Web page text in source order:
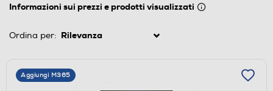
Informazioni sui prezzi e prodotti visualizzati
Ordina per:
Aggiungi M365